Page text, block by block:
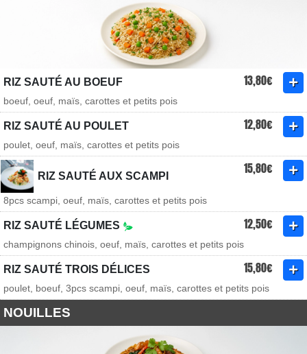
RIZ SAUTÉ AU BOEUF 13,80€
boeuf, oeuf, maïs, carottes et petits pois
RIZ SAUTÉ AU POULET 12,80€
poulet, oeuf, maïs, carottes et petits pois
RIZ SAUTÉ AUX SCAMPI 15,80€
8pcs scampi, oeuf, maïs, carottes et petits pois
RIZ SAUTÉ LÉGUMES 12,50€
champignons chinois, oeuf, maïs, carottes et petits pois
RIZ SAUTÉ TROIS DÉLICES 15,80€
poulet, boeuf, 3pcs scampi, oeuf, maïs, carottes et petits pois
NOUILLES